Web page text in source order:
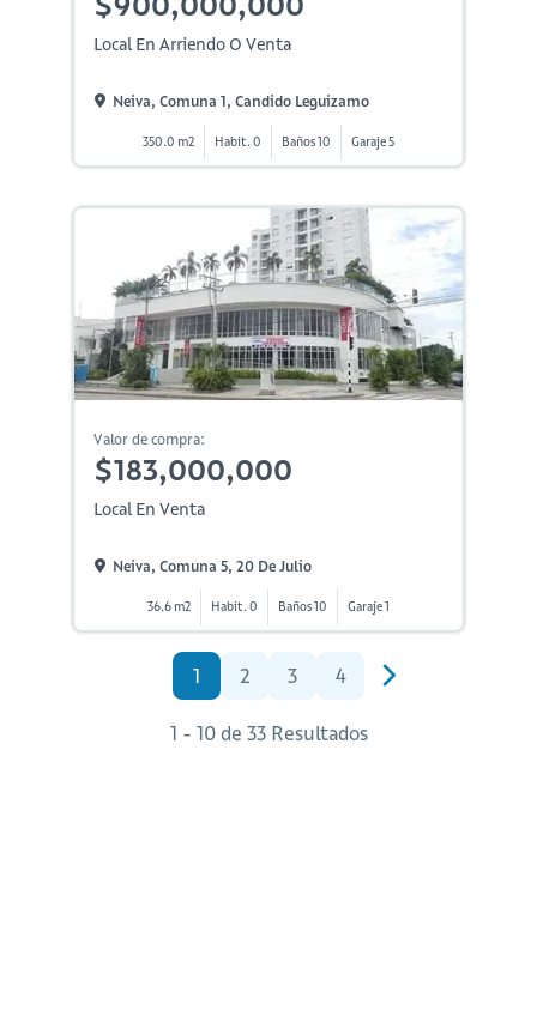
Local En Arriendo O Venta
Neiva, Comuna 1, Candido Leguizamo
350.0 m2 Habit. 0 Baños 10 Garaje 5
Valor de compra:
$183,000,000
Local En Venta
Neiva, Comuna 5, 20 De Julio
36.6 m2 Habit. 0 Baños 10 Garaje 1
1 2 3 4
1 - 10 de 33 Resultados